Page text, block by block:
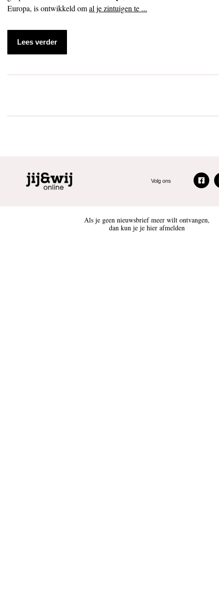
Europa, is ontwikkeld omal je zintuigen te ...
Lees verder
Volg ons
Als je geen nieuwsbrief meer wilt ontvangen,
dan kun je je hier afmelden